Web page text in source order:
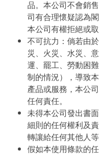
品。本公司不會銷
司有合理懷疑認為
本公司有權拒絕或
不可抗力：倘若由
災、火災、水災、
運、罷工、勞動困
制的情況），導致
產品或服務，本公
任何責任。
未得本公司發出書
細則的任何權利及
轉讓給任何其他人等
假如本使用條款的